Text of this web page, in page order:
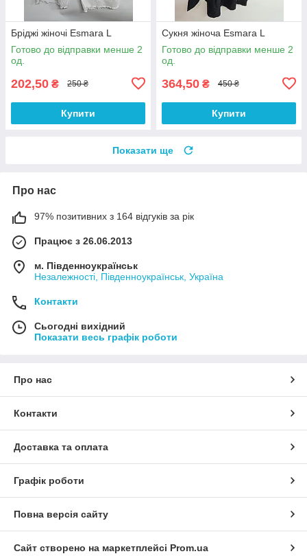
Бріджі жіночі Esmara L
Готово до відправки менше 2
од.
202,50 ₴ 250 ₴
Купити
Сукня жіноча Esmara L
Готово до відправки менше 2
од.
364,50 ₴ 450 ₴
Купити
Показати ще
Про нас
97% позитивних з 164 відгуків за рік
Працює з 26.06.2013
м. Південноукраїнськ
Незалежності, Південноукраїнськ, Україна
Контакти
Сьогодні вихідний
Показати весь графік роботи
Про нас
Контакти
Доставка та оплата
Графік роботи
Повна версія сайту
Сайт створено на маркетплейсі Prom.ua